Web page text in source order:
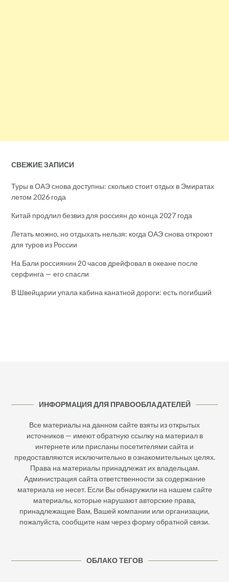
СВЕЖИЕ ЗАПИСИ
Туры в ОАЭ снова доступны: сколько стоит отдых в Эмиратах
летом 2026 года
Китай продлил безвиз для россиян до конца 2027 года
Летать можно, но отдыхать нельзя: когда ОАЭ снова откроют
для туров из России
На Бали россиянин 20 часов дрейфовал в океане после
серфинга — его спасли
В Швейцарии упала кабина канатной дороги: есть погибший
ИНФОРМАЦИЯ ДЛЯ ПРАВООБЛАДАТЕЛЕЙ
Все материалы на данном сайте взяты из открытых
источников — имеют обратную ссылку на материал в
интернете или присланы посетителями сайта и
предоставляются исключительно в ознакомительных целях.
Права на материалы принадлежат их владельцам.
Администрация сайта ответственности за содержание
материала не несет. Если Вы обнаружили на нашем сайте
материалы, которые нарушают авторские права,
принадлежащие Вам, Вашей компании или организации,
пожалуйста, сообщите нам через форму обратной связи.
ОБЛАКО ТЕГОВ